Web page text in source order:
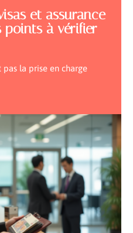
et assurance
points à vérifier
la prise en charge